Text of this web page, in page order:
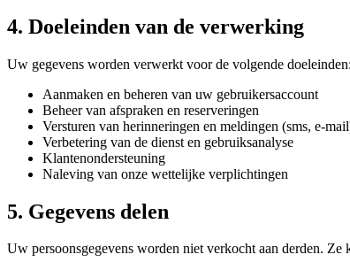
4. Doeleinden van de verwerking
Uw gegevens worden verwerkt voor de volgende doeleinden:
Aanmaken en beheren van uw gebruikersaccount
Beheer van afspraken en reserveringen
Versturen van herinneringen en meldingen (sms, e-
Verbetering van de dienst en gebruiksanalyse
Klantenondersteuning
Naleving van onze wettelijke verplichtingen
5. Gegevens delen
Uw persoonsgegevens worden niet verkocht aan derden.